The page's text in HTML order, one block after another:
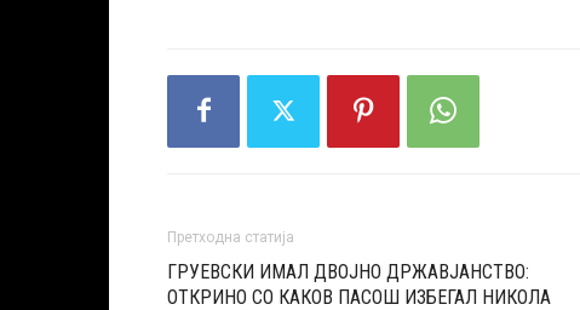
Претходна статија
ГРУЕВСКИ ИМАЛ ДВОЈНО ДРЖАВЈАНСТВО:
ОТКРИНО СО КАКОВ ПАСОШ ИЗБЕГАЛ НИКОЛА